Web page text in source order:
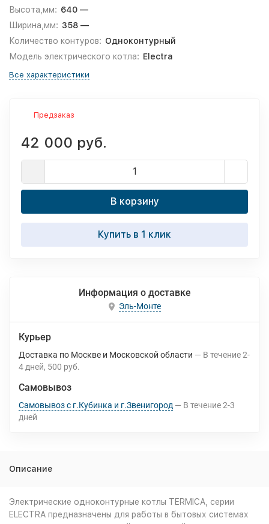
Высота,мм: 640 —
Ширина,мм: 358 —
Количество контуров: Одноконтурный
Модель электрического котла: Electra
Все характеристики
Предзаказ
42 000 руб.
В корзину
Купить в 1 клик
Информация о доставке
Эль-Монте
Курьер
Доставка по Москве и Московской области В течение2-
4 дней 500 руб.
Самовывоз
Самовывоз с г.Кубинка и г.Звенигород В течение2-3
дней
Описание
Электрические одноконтурные котлы TERMICA, серии
ELECTRA предназначены для работы в бытовых системах